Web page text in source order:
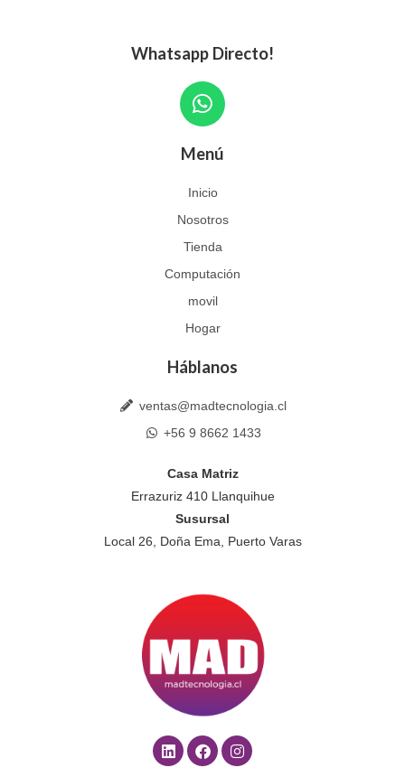
Whatsapp Directo!
W
h
t
s
a
p
p
Menú
Inicio
Nosotros
Tienda
Computación
movil
Hogar
Háblanos
ventas@madtecnologia.cl
+56 9 8662 1433
Casa Matriz
Errazuriz 410 Llanquihue
Susursal
Local 26, Doña Ema, Puerto Varas
L
i
F
a
I
n